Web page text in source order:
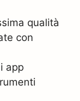
qualità
con
app